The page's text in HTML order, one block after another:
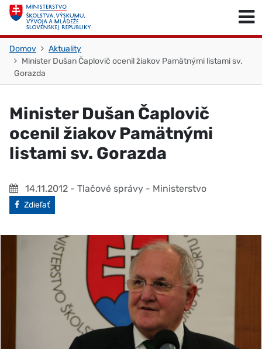
Skočiť na obsah
Domov
Aktuality
Minister Dušan Čaplovič ocenil žiakov Pamätnými listami sv.
Gorazda
Minister Dušan Čaplovič
ocenil žiakov Pamätnými
listami sv. Gorazda
14.11.2012 - Tlačové správy - Ministerstvo
Facebook
Zdieľať
Skočiť na začiatok stránky